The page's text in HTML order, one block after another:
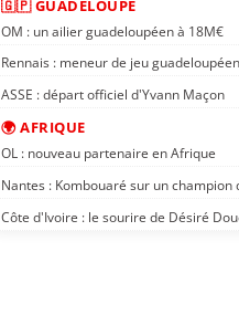
🇬🇵 GUADELOUPE
OM : un ailier guadeloupéen à 18M€
Rennais : meneur de jeu
ASSE : départ officiel d'Yvann Maçon
🌍 AFRIQUE
OL : nouveau partenaire en Afrique
Nantes : Kombouaré sur un champion
Côte d'Ivoire : le sourire de Désiré